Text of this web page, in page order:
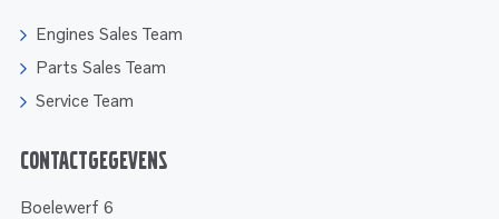
Engines Sales Team
Parts Sales Team
Service Team
Contactgegevens
Boelewerf 6